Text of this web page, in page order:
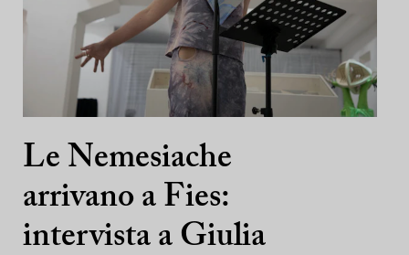
Le Nemesiache
arrivano a Fies:
intervista a Giulia